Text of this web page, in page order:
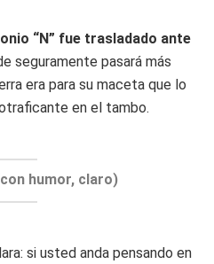
“N” fue trasladado ante
seguramente pasará más
era para su maceta que lo
en el tambo.
humor, claro)
si usted anda pensando en